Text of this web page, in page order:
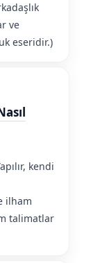
ve
eseridir.)
kendi
ilham
talimatlar